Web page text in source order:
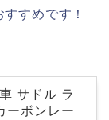
すめです！
サドル ラ
ーボンレー